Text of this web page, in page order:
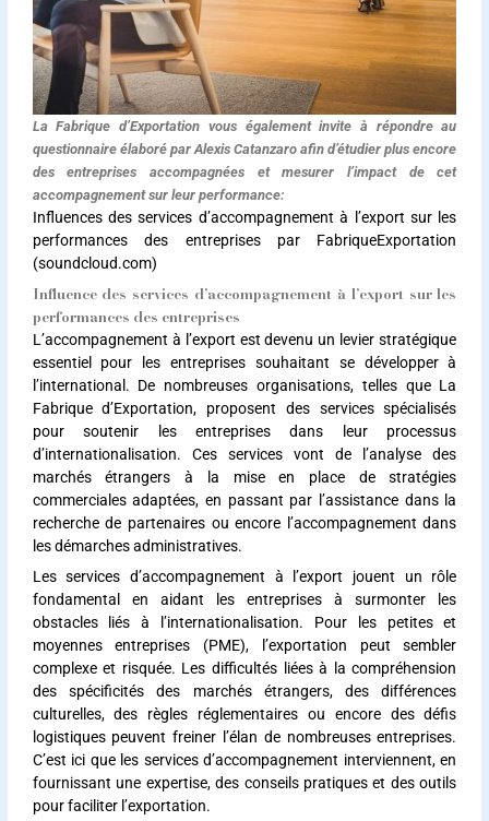
La Fabrique d’Exportation vous également invite à répondre au
questionnaire élaboré par Alexis Catanzaro afin d’étudier plus encore
des entreprises accompagnées et mesurer l’impact de cet
accompagnement sur leur performance:
Influences des services d’accompagnement à l’export sur les
performances des entreprises par FabriqueExportation
(soundcloud.com)
Influence des services d’accompagnement à l’export sur les
performances des entreprises
L’accompagnement à l’export est devenu un levier stratégique
essentiel pour les entreprises souhaitant se développer à
l’international. De nombreuses organisations, telles que La
Fabrique d’Exportation, proposent des services spécialisés
pour soutenir les entreprises dans leur processus
d’internationalisation. Ces services vont de l’analyse des
marchés étrangers à la mise en place de stratégies
commerciales adaptées, en passant par l’assistance dans la
recherche de partenaires ou encore l’accompagnement dans
les démarches administratives.
Les services d’accompagnement à l’export jouent un rôle
fondamental en aidant les entreprises à surmonter les
obstacles liés à l’internationalisation. Pour les petites et
moyennes entreprises (PME), l’exportation peut sembler
complexe et risquée. Les difficultés liées à la compréhension
des spécificités des marchés étrangers, des différences
culturelles, des règles réglementaires ou encore des défis
logistiques peuvent freiner l’élan de nombreuses entreprises.
C’est ici que les services d’accompagnement interviennent, en
fournissant une expertise, des conseils pratiques et des outils
pour faciliter l’exportation.